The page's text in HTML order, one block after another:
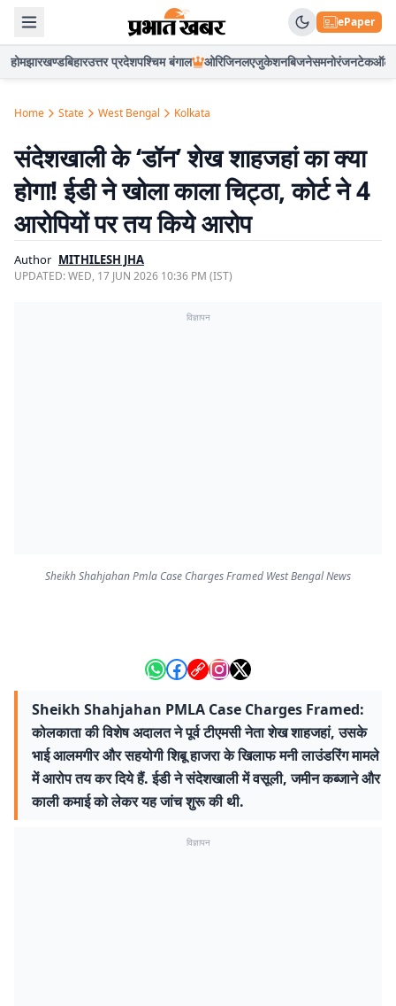
ePaper
होमझारखण्डबिहारउत्तर प्रदेशपश्चिम बंगाल ओरिजिनलएजुकेशनबिजनेसमनोरंजनटेकऑटो
Home State West Bengal Kolkata
संदेशखाली के ‘डॉन’ शेख शाहजहां का क्या
होगा! ईडी ने खोला काला चिट्ठा, कोर्ट ने 4
आरोपियों पर तय किये आरोप
Author MITHILESH JHA
UPDATED:WED, 17 JUN 2026 10:36 PM (IST)
विज्ञापन
Sheikh Shahjahan Pmla Case Charges Framed West Bengal News
Sheikh Shahjahan PMLA Case Charges Framed:
कोलकाता की विशेष अदालत ने पूर्व टीएमसी नेता शेख शाहजहां, उसके
भाई आलमगीर और सहयोगी शिबू हाजरा के खिलाफ मनी लाउंडरिंग मामले
में आरोप तय कर दिये हैं. ईडी ने संदेशखाली में वसूली, जमीन कब्जाने और
काली कमाई को लेकर यह जांच शुरू की थी.
विज्ञापन